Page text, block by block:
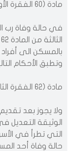
مادة (60 الفقرة الأولى):
في حالة وفاة رب
بالمسكن الى أفراد
وتطبق الأحكام
مادة (62 الفقرة الثالثة):
ولا يجوز بعد
الوثيقة التعديل
التي تطرأ في
حالة وفاة أحد